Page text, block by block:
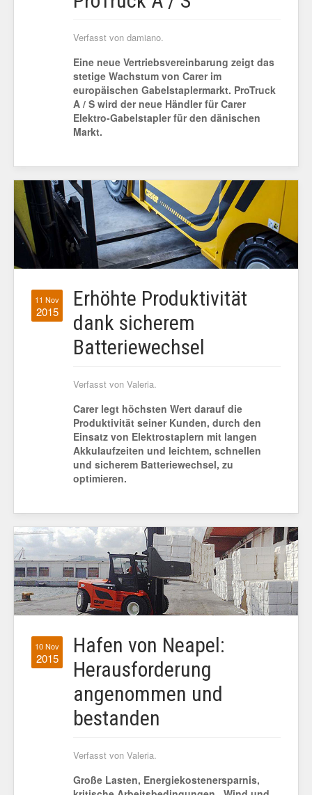
Verfasst von damiano.
Eine neue Vertriebsvereinbarung zeigt das
stetige Wachstum von Carer im
europäischen Gabelstaplermarkt. ProTruck
A / S wird der neue Händler für Carer
Elektro-Gabelstapler für den dänischen
Markt.
11 Nov
2015
Erhöhte Produktivität
dank sicherem
Batteriewechsel
Verfasst von Valeria.
Carer legt höchsten Wert darauf die
Produktivität seiner Kunden, durch den
Einsatz von Elektrostaplern mit langen
Akkulaufzeiten und leichtem, schnellen
und sicherem Batteriewechsel, zu
optimieren.
10 Nov
2015
Hafen von Neapel:
Herausforderung
angenommen und
bestanden
Verfasst von Valeria.
Große Lasten, Energiekostenersparnis,